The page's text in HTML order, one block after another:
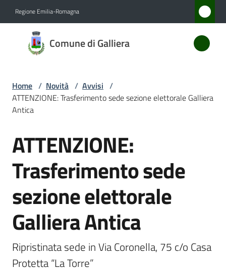
Regione Emilia-Romagna
Comune di Galliera
Comune
di
Amministrazione
Novità
Menu selezionato
Servizi
Vivere
Galliera
Amministrazione
Home / Novità / Avvisi /
ATTENZIONE: Trasferimento sede sezione elettorale Galliera
Antica
Salta al contenuto
ATTENZIONE:
Trasferimento sede
sezione elettorale
Galliera Antica
Ripristinata sede in Via Coronella, 75 c/o Casa
Protetta “La Torre”